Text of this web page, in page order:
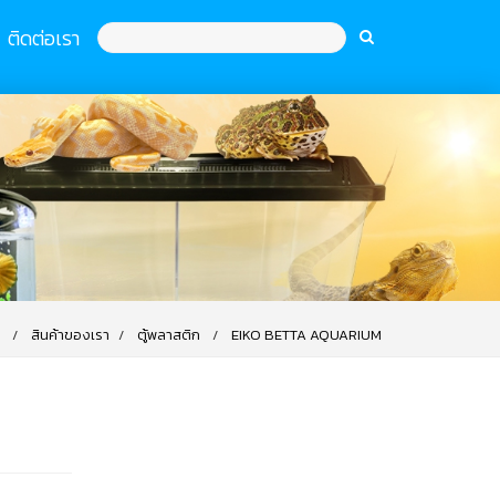
ติดต่อเรา
สินค้าของเรา ตู้พลาสติก EIKO BETTA AQUARIUM